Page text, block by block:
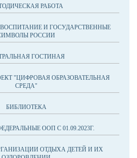
РАБОТА
И ГОСУДАРСТВЕННЫЕ
РОССИИ
ГОСТИНАЯ
"ЦИФРОВАЯ ОБРАЗОВАТЕЛЬНАЯ
СРЕДА"
БИБЛИОТЕКА
ООП С 01.09.2023Г.
ОТДЫХА ДЕТЕЙ И ИХ